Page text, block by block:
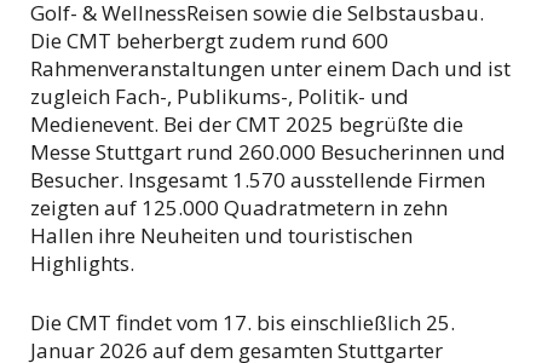
Golf- & WellnessReisen sowie die Selbstausbau.
Die CMT beherbergt zudem rund 600
Rahmenveranstaltungen unter einem Dach und ist
zugleich Fach-, Publikums-, Politik- und
Medienevent. Bei der CMT 2025 begrüßte die
Messe Stuttgart rund 260.000 Besucherinnen und
Besucher. Insgesamt 1.570 ausstellende Firmen
zeigten auf 125.000 Quadratmetern in zehn
Hallen ihre Neuheiten und touristischen
Highlights.
Die CMT findet vom 17. bis einschließlich 25.
Januar 2026 auf dem gesamten Stuttgarter